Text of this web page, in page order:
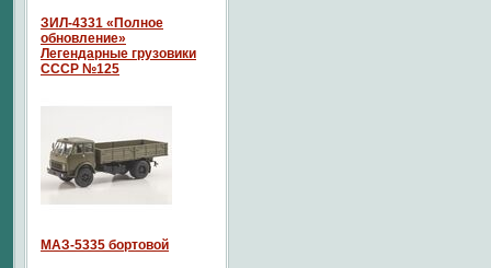
ЗИЛ-4331 «Полное
обновление»
Легендарные грузовики
СССР №125
МАЗ-5335 бортовой